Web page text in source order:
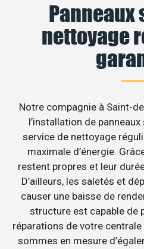
Panneaux
nettoyage
Notre compagnie à Saint-
l’installation de
service de nettoyage
maximale d’énergie.
restent propres et leur
D’ailleurs, les saletés et
causer une baisse de
structure est capable de
réparations de votre
sommes en mesure